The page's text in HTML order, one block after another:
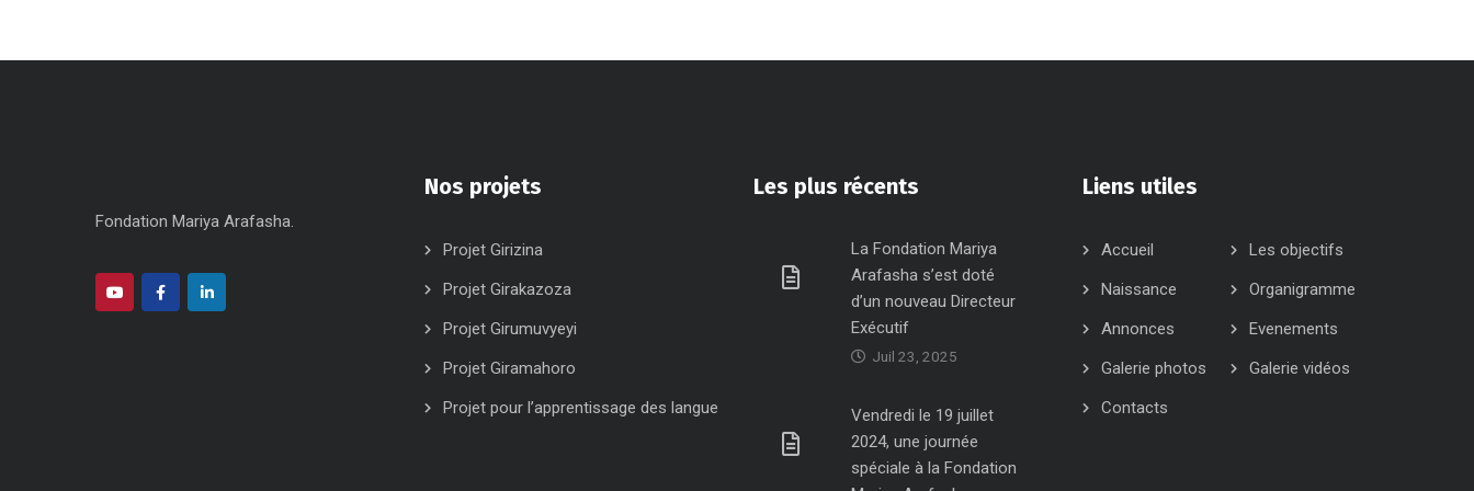
Fondation Mariya Arafasha.
Nos projets
Projet Girizina
Projet Girakazoza
Projet Girumuvyeyi
Projet Giramahoro
Projet pour l’apprentissage des langue
Les plus récents
La Fondation Mariya
Arafasha s’est doté
d’un nouveau Directeur
Exécutif
Juil 23, 2025
Vendredi le 19 juillet
2024, une journée
spéciale à la Fondation
Liens utiles
Accueil
Les objectifs
Naissance
Organigramme
Annonces
Evenements
Galerie photos
Galerie vidéos
Contacts